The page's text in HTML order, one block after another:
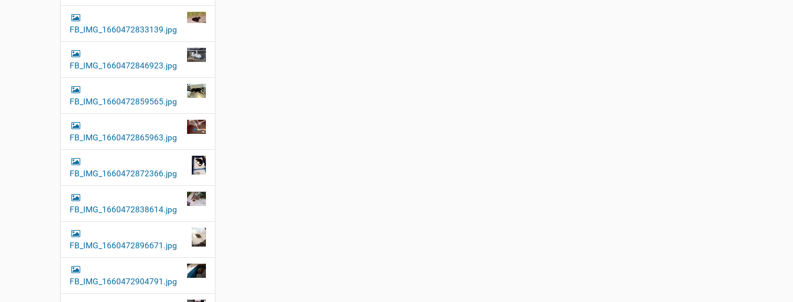
FB_IMG_1660472833139.jpg
FB_IMG_1660472846923.jpg
FB_IMG_1660472859565.jpg
FB_IMG_1660472865963.jpg
FB_IMG_1660472872366.jpg
FB_IMG_1660472838614.jpg
FB_IMG_1660472896671.jpg
FB_IMG_1660472904791.jpg